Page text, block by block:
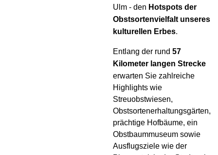
Ulm - den Hotspots der
Obstsortenvielfalt unseres
kulturellen Erbes.
Entlang der rund57
Kilometer langen Strecke
erwarten Sie zahlreiche
Highlights wie
Streuobstwiesen,
Obstsortenerhaltungsgärten,
prächtige Hofbäume, ein
Obstbaummuseum sowie
Ausflugsziele wie der